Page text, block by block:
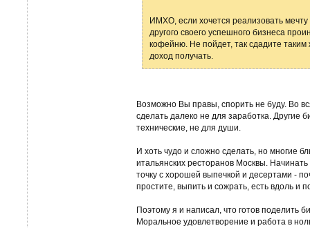
ИМХО, если хочется реализовать
другого своего успешного бизнеса
кофейню. Не пойдет, так сдадите
доход получать.
Возможно Вы правы, спорить не буду. Во
сделать далеко не для заработка. Другие
технические, не для души.
И хоть чудо и сложно сделать, но многие
итальянских ресторанов Москвы.
точку с хорошей выпечкой и десертами -
простите, выпить и сожрать, есть вдоль и
Поэтому я и написал, что готов поделить
Моральное удовлетворение и работа в